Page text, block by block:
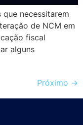
necessitarem
de NCM em
fiscal
alguns
Próximo →